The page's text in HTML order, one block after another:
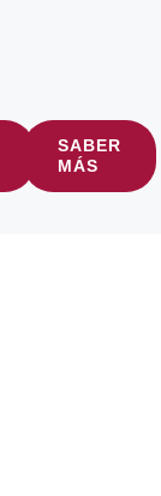
SABER
MÁS